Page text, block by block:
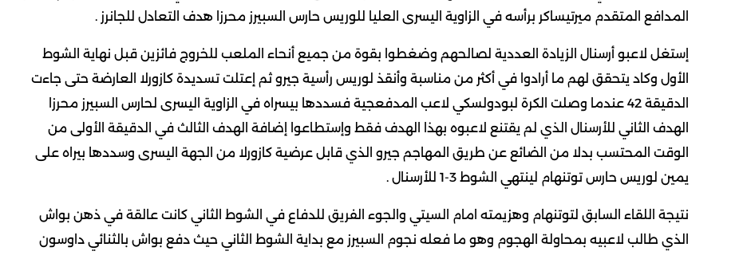
المدافع المتقدم ميرتيساكر برأسه في الزاوية اليسرى العليا للوريس حارس السبيرز محرزا هدف التعادل للجانرز .
إستغل لاعبو أرسنال الزيادة العددية لصالحهم وضغطوا بقوة من جميع أنحاء الملعب للخروج فائزين قبل نهاية الشوط
الأول وكاد يتحقق لهم ما أرادوا في أكثر من مناسبة وأنقذ لوريس رأسية جيرو ثم إعتلت تسديدة كازورلا العارضة حتى جاءت
الدقيقة 42 عندما وصلت الكرة لبودولسكي لاعب المدفعجية فسددها بيسراه في الزاوية اليسرى لحارس السبيرز محرزا
الهدف الثاني للأرسنال الذي لم يقتنع لاعبوه بهذا الهدف فقط وإستطاعوا إضافة الهدف الثالث في الدقيقة الأولى من
الوقت المحتسب بدلا من الضائع عن طريق المهاجم جيرو الذي قابل عرضية كازورلا من الجهة اليسرى وسددها بيراه على
يمين لوريس حارس توتنهام لينتهي الشوط 3-1 للأرسنال .
نتيجة اللقاء السابق لتوتنهام وهزيمته امام السيتي والجوء الفريق للدفاع في الشوط الثاني كانت عالقة في ذهن بواش
الذي طالب لاعبيه بمحاولة الهجوم وهو ما فعله نجوم السبيرز مع بداية الشوط الثاني حيث دفع بواش بالثنائي داوسون